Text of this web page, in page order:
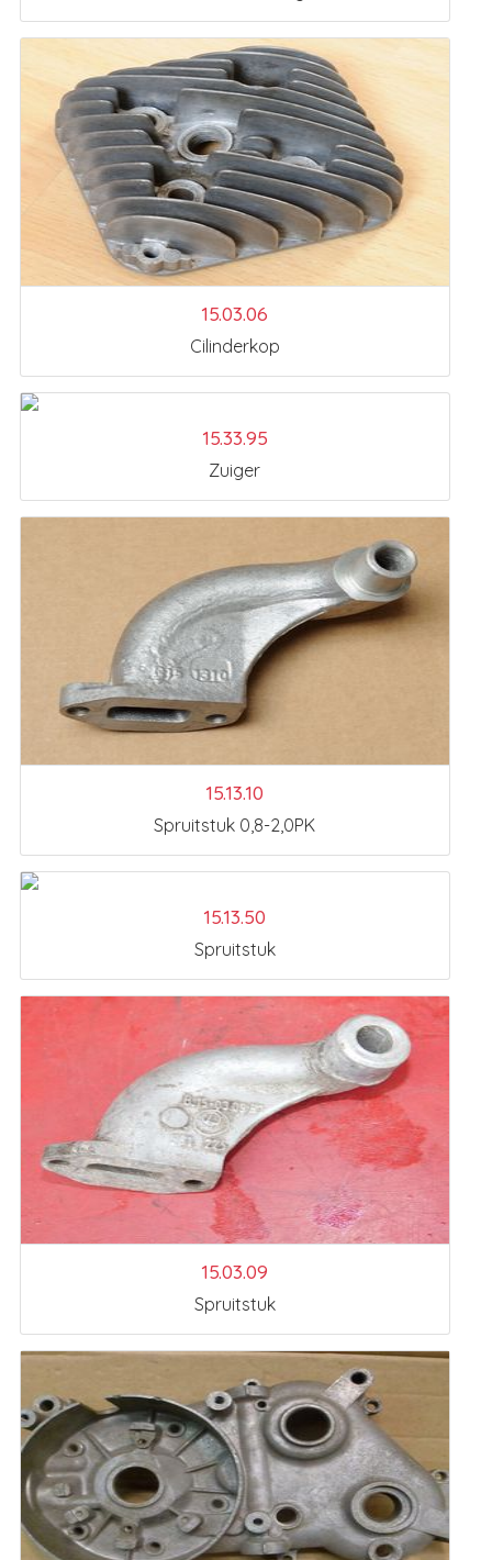
15.03.06
Cilinderkop
15.33.95
Zuiger
15.13.10
Spruitstuk 0,8-2,0PK
15.13.50
Spruitstuk
15.03.09
Spruitstuk